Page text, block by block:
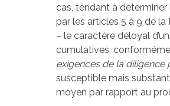
cas, tendant à
par les articles 5 à 9 de la
– le caractère déloyal
cumulatives,
exigences de la diligence
susceptible mais
moyen par rapport au